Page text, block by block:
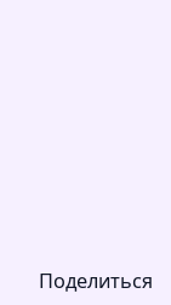
Поделиться